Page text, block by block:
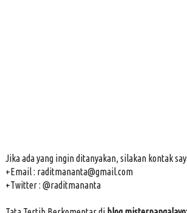
Jika ada yang ingin ditanyakan, silakan kontak
+Email : raditmananta@gmail.com
+Twitter : @raditmananta